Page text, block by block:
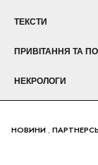
ТЕКСТИ
ПРИВІТАННЯ ТА
НЕКРОЛОГИ
НОВИНИ ,